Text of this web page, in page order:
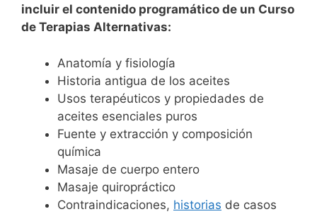
incluir el contenido programático de un Curso
de Terapias Alternativas:
Anatomía y fisiología
Historia antigua de los aceites
Usos terapéuticos y propiedades de
aceites esenciales puros
Fuente y extracción y composición
química
Masaje de cuerpo entero
Masaje quiropráctico
Contraindicaciones, historias de casos